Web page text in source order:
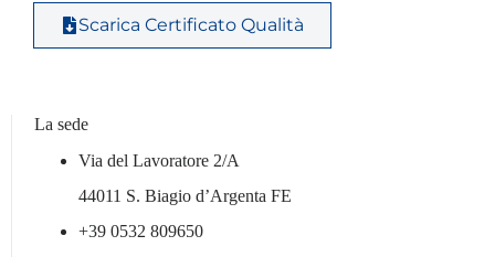
Scarica Certificato Qualità
La sede
Via del Lavoratore 2/A
44011 S. Biagio d’Argenta FE
+39 0532 809650